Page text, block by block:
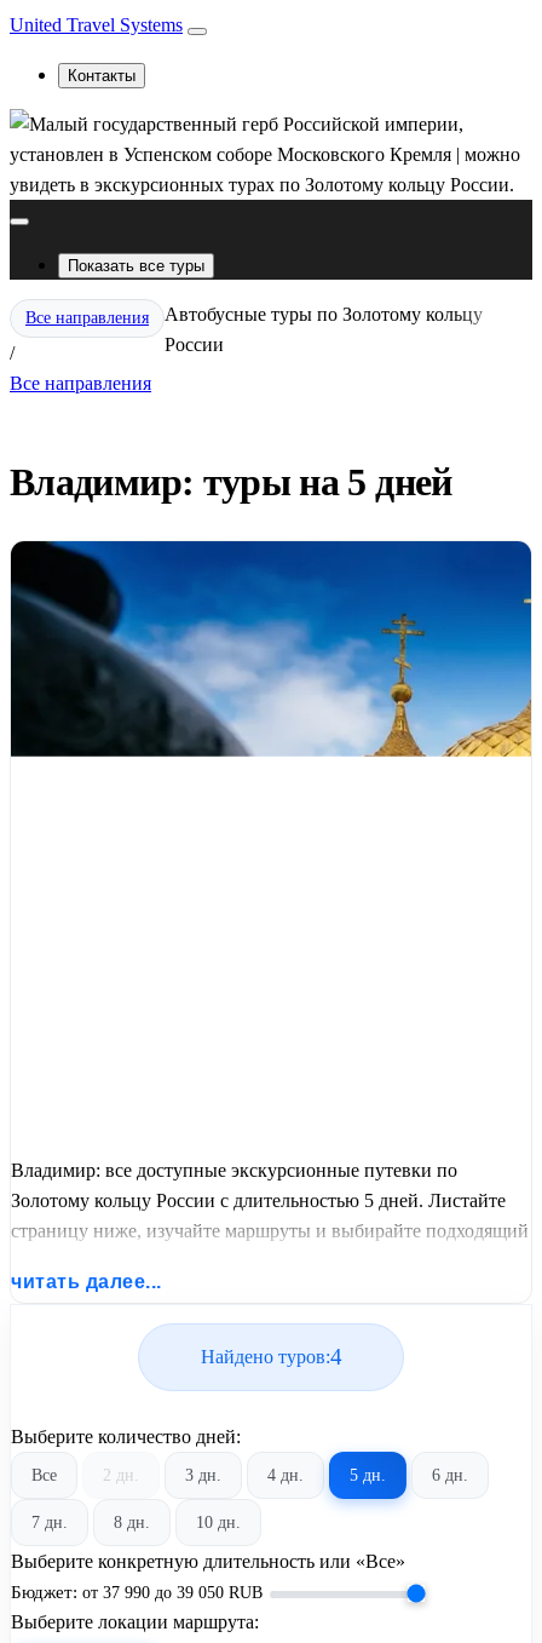
United Travel Systems
Контакты
Показать все туры
Все направления
/
Автобусные туры по Золотому кольцу
России
Все направления
Владимир: туры на 5 дней
Владимир: все доступные экскурсионные путевки по
Золотому кольцу России с длительностью 5 дней. Листайте
страницу ниже, изучайте маршруты и выбирайте подходящий
от United Travel Systems.
читать далее...
Найдено туров:4
Выберите количество дней:
Все 2 дн. 3 дн. 4 дн. 5 дн. 6 дн.
7 дн. 8 дн. 10 дн.
Выберите конкретную длительность или «Все»
Бюджет: от 37 990 до 39 050 RUB
Выберите локации маршрута: